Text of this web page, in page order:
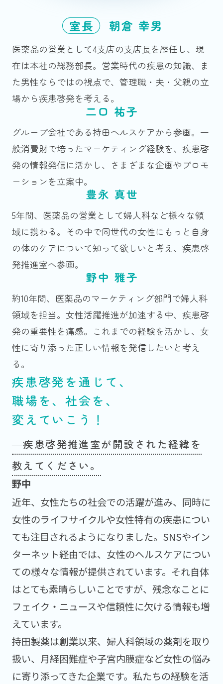
グループ会社である持田ヘルスケアから参画。一
般消費財で培ったマーケティング経験を、疾患啓
発の情報発信に活かし、さまざまな企画やプロモ
ーションを立案中。
5年間、医薬品の営業として婦人科など様々な領
域に携わる。その中で同世代の女性にもっと自身
の体のケアについて知って欲しいと考え、疾患啓
発推進室へ参画。
医薬品の営業として4支店の支店長を歴任し、現
在は本社の総務部長。営業時代の疾患の知識、ま
た男性ならではの視点で、管理職・夫・父親の立
場から疾患啓発を考える。
約10年間、医薬品のマーケティング部門で婦人科
領域を担当。女性活躍推進が加速する中、疾患啓
発の重要性を痛感。これまでの経験を活かし、女
性に寄り添った正しい情報を発信したいと考え
る。
疾患啓発を通じて、
職場を、社会を、
変えていこう！
―疾患啓発推進室が開設された経緯を
教えてください。
近年、女性たちの社会での活躍が進み、同時に
女性のライフサイクルや女性特有の疾患につい
ても注目されるようになりました。SNSやイン
ターネット経由では、女性のヘルスケアについ
ての様々な情報が提供されています。それ自体
はとても素晴らしいことですが、残念なことに
フェイク・ニュースや信頼性に欠ける情報も増
えています。
持田製薬は創業以来、婦人科領域の薬剤を取り
扱い、月経困難症や子宮内膜症など女性の悩み
に寄り添ってきた企業です。私たちの経験を活